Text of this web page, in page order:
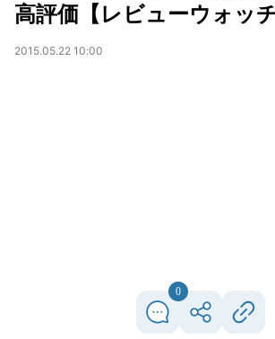
高評価【レビューウォッチ
2015.05.22 10:00
0